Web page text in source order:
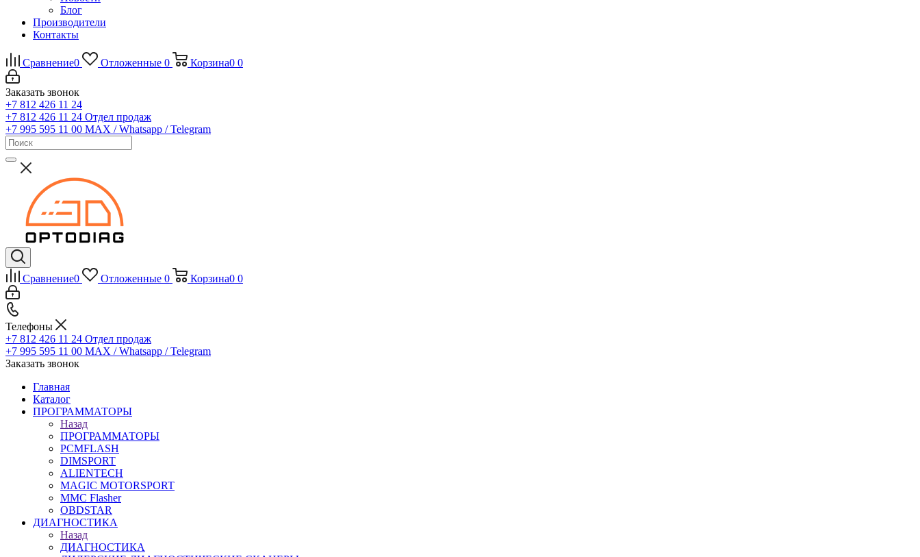
Блог
Производители
Контакты
Сравнение0 Отложенные 0 Корзина0 0
Заказать звонок
+7 812 426 11 24
+7 812 426 11 24 Отдел продаж
+7 995 595 11 00 MAX / Whatsapp / Telegram
Сравнение0 Отложенные 0 Корзина0 0
Телефоны
+7 812 426 11 24 Отдел продаж
+7 995 595 11 00 MAX / Whatsapp / Telegram
Заказать звонок
Главная
Каталог
ПРОГРАММАТОРЫ
Назад
ПРОГРАММАТОРЫ
PCMFLASH
DIMSPORT
ALIENTECH
MAGIC MOTORSPORT
MMC Flasher
OBDSTAR
ДИАГНОСТИКА
Назад
ДИАГНОСТИКА